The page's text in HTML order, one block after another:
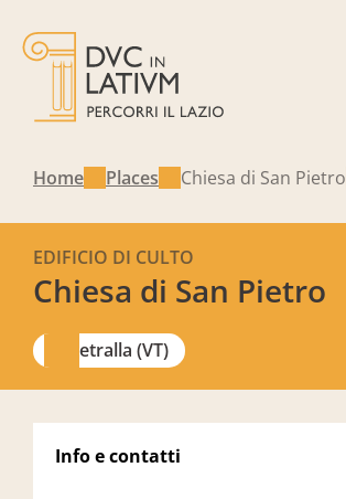
Home Places Chiesa di San Pietro
Chiesa di San Pietro
EDIFICIO DI CULTO
Vetralla (VT)
Info e contatti